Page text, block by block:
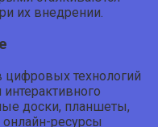
их внедрении.
технологий
доски, планшеты,
ресурсы